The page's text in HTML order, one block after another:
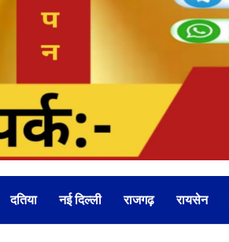
दतिया नई दिल्ली राजगढ़ रायसेन